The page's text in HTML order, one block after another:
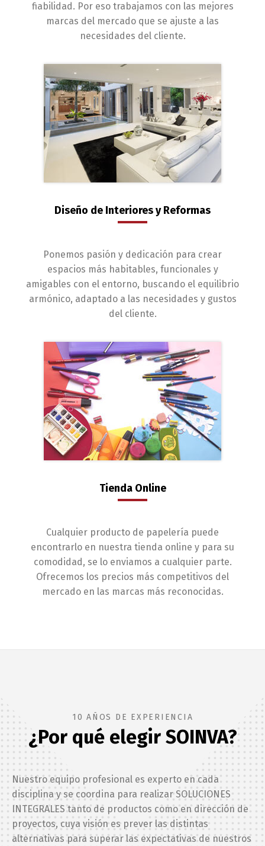
fiabilidad. Por eso trabajamos con las mejores
marcas del mercado que se ajuste a las
necesidades del cliente.
Diseño de Interiores y Reformas
Ponemos pasión y dedicación para crear
espacios más habitables, funcionales y
amigables con el entorno, buscando el equilibrio
armónico, adaptado a las necesidades y gustos
del cliente.
Tienda Online
Cualquier producto de papelería puede
encontrarlo en nuestra tienda online y para su
comodidad, se lo enviamos a cualquier parte.
Ofrecemos los precios más competitivos del
mercado en las marcas más reconocidas.
10 AÑOS DE EXPERIENCIA
¿Por qué elegir SOINVA?
Nuestro equipo profesional es experto en cada
disciplina y se coordina para realizar SOLUCIONES
INTEGRALES tanto de productos como en dirección de
proyectos, cuya visión es prever las distintas
alternativas para superar las expectativas de nuestros